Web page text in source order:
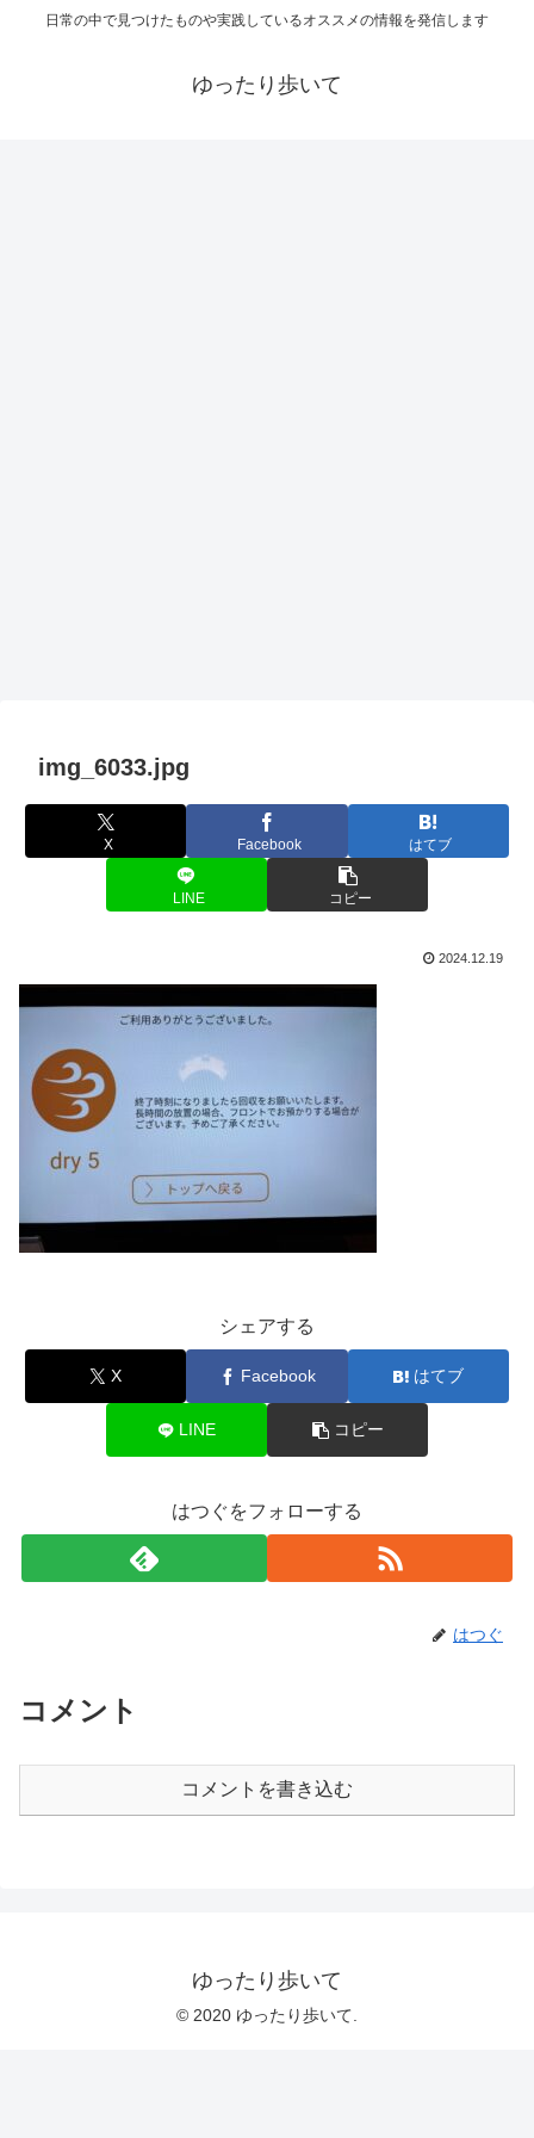
日常の中で見つけたものや実践しているオススメの情報を発信します
ゆったり歩いて
img_6033.jpg
X Facebook はてブ
LINE コピー
2024.12.19
シェアする
X Facebook はてブ
LINE コピー
はつぐをフォローする
はつぐ
コメント
コメントを書き込む
ゆったり歩いて
© 2020 ゆったり歩いて.